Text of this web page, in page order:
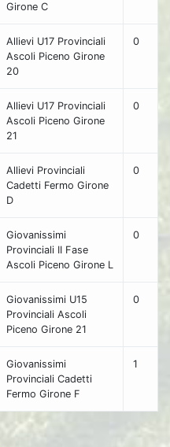
Girone C
Allievi U17 Provinciali
Ascoli Piceno Girone
20
0
Allievi U17 Provinciali
Ascoli Piceno Girone
21
0
Allievi Provinciali
Cadetti Fermo Girone
D
0
Giovanissimi
Provinciali II Fase
Ascoli Piceno Girone L
0
Giovanissimi U15
Provinciali Ascoli
Piceno Girone 21
0
Giovanissimi
Provinciali Cadetti
Fermo Girone F
1